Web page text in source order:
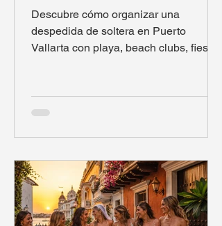
Descubre cómo organizar una
despedida de soltera en Puerto
Vallarta con playa, beach clubs, fiesta